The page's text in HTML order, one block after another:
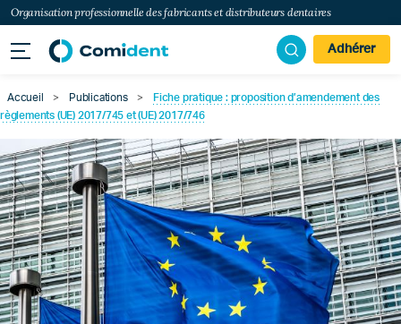
Organisation professionnelle des fabricants et distributeurs dentaires
Adhérer
Accueil > Publications >
Fiche pratique : proposition d’amendement des
règlements (UE) 2017/745 et (UE) 2017/746